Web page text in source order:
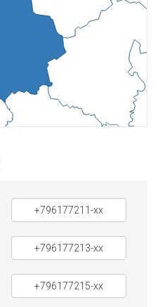
+796177211-xx
+796177213-xx
+796177215-xx